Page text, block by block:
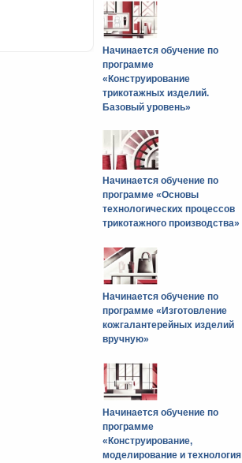
Начинается обучение по
программе
«Конструирование
трикотажных изделий.
Базовый уровень»
Начинается обучение по
программе «Основы
технологических процессов
трикотажного производства»
Начинается обучение по
программе «Изготовление
кожгалантерейных изделий
вручную»
Начинается обучение по
программе
«Конструирование,
моделирование и технология